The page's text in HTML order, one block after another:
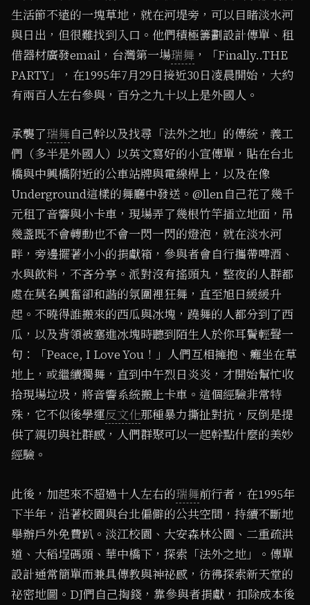
生活節不遠的一塊草地，就在河堤旁，可以目睹淡水河
與日出，但很難找到入口。他們積極籌劃設計傳單、租
借器材廣發email，台灣第一場瑞舞 ，「Finally..THE
PARTY」，在1995年7月29日接近30日凌晨開始，大約
有兩百人左右參與，百分之九十以上是外國人。
承襲了瑞舞自己幹以及找尋「法外之地」的傳統，義工
們（多半是外國人）以英文寫好的小宣傳單，貼在台北
橋與中興橋附近的公車站牌與電線桿上，以及在像
Underground這樣的舞廳中發送。@llen自己花了幾千
元租了音響與小卡車，現場弄了幾根竹竿插立地面，吊
幾盞既不會轉動也不會一閃一閃的燈泡，就在淡水河
畔，旁邊擺著小小的捐獻箱，參與者會自行攜帶啤酒、
水與飲料，不吝分享。派對沒有搖頭丸，整夜的人群都
處在莫名興奮卻和諧的氛圍裡狂舞，直至旭日緩緩升
起。不曉得誰搬來的西瓜與冰塊，蹺舞的人都分到了西
瓜，以及背領被塞進冰塊時聽到陌生人於你耳鬢輕聲一
句：「Peace, I Love You！」人們互相擁抱、癱坐在草
地上，或繼續獨舞，直到中午烈日炎炎，才開始幫忙收
拾現場垃圾，將音響系統搬上卡車。這個經驗非常特
殊，它不似後學運反文化那種暴力撕扯對抗，反倒是提
供了親切與社群感，人們群聚可以一起幹點什麼的美妙
經驗。
此後，加起來不超過十人左右的瑞舞前行者，在1995年
下半年，沿著校園與台北偏僻的公共空間，持續不斷地
舉辦戶外免費趴。淡江校園、大安森林公園、二重疏洪
道、大稻埕碼頭、華中橋下，探索「法外之地」。傳單
設計通常簡單而兼具傳教與神祕感，彷彿探索新天堂的
祕密地圖。DJ們自己掏錢，靠參與者捐獻，扣除成本後